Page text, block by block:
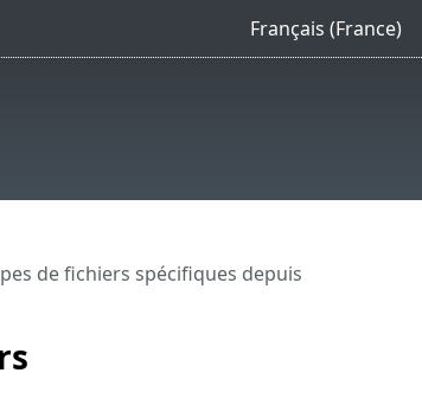
Français (France)
de fichiers spécifiques depuis